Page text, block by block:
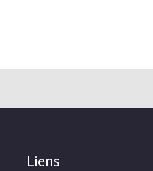
Liens